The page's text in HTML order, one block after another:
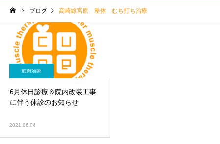
労災の扱いについて
７月の休日診療のお知らせ
6月休日診療＆院内改装
ブログ 高崎線宮原 整体 むち打ち治療
筋肉治療
6月休日診療＆院内改装工事
に伴う休診のお知らせ
2021.06.04